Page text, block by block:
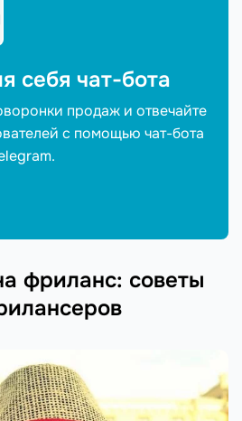
себя чат-бота
продаж и отвечайте
с помощью чат-бота
фриланс: советы